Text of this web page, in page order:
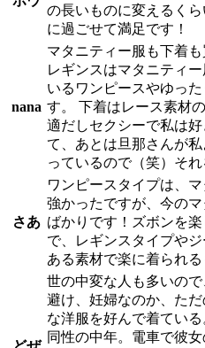
の長いものに変えるく
に過ごせて満足です！
nana
マタニティー服も下着
レギンスはマタニティ
いるワンピースやゆっ
す。 下着はレース素材
適だしセクシーで私は
て、あとは旦那さんが
っているので（笑）そ
さあ
ワンピースタイプは、
強かったですが、今の
ばかりです！ズボンを
で、レギンスタイプや
ある素材で楽に着られ
世の中変な人も多いの
避け、妊婦なのか、た
な洋服を好んで着てい
同性の中年。電車で彼